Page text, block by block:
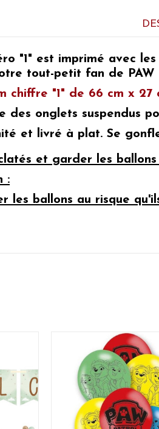
"1" est imprimé avec les
tout-petit fan de PAW
chiffre "1" de 66 cm x 27
des onglets suspendus
et livré à plat. Se
et garder les
:
les ballons au risque